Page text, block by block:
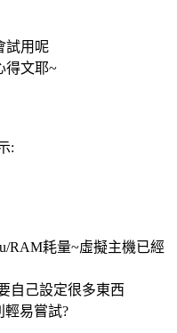
試用呢
得文耶~
:
RAM耗量~虛擬主機已經
自己設定很多東西
輕易嘗試?